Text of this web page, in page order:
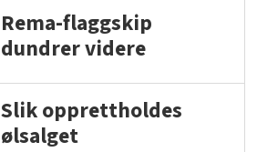
Rema-flaggskip
dundrer videre
Slik opprettholdes
ølsalget